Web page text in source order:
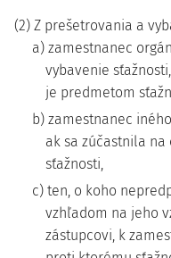
(2) Z prešetrovania a
a) zamestnanec
vybavenie
je predmetom
b) zamestnanec
ak sa zúčastnila
sťažnosti,
c) ten, o koho
vzhľadom na jeho
zástupcovi, k